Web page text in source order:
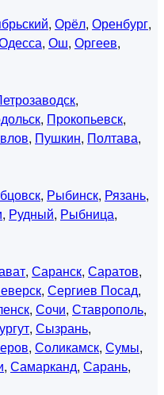
, Орёл, Оренбург,
, Ош, Оргеев,
,
, Прокопьевск,
, Пушкин, Полтава,
, Рыбинск, Рязань,
, Рудный, Рыбница,
, Саранск, Саратов,
, Сергиев Посад,
, Сочи, Ставрополь,
, Сызрань,
, Соликамск, Сумы,
, Самарканд, Сарань,